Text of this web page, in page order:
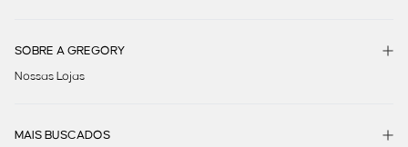
SOBRE A GREGORY
Nossas Lojas
MAIS BUSCADOS